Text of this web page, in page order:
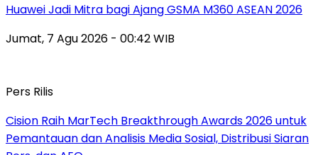
Huawei Jadi Mitra bagi Ajang GSMA M360 ASEAN 2026
Jumat, 7 Agu 2026 - 00:42 WIB
Pers Rilis
Cision Raih MarTech Breakthrough Awards 2026 untuk
Pemantauan dan Analisis Media Sosial, Distribusi Siaran